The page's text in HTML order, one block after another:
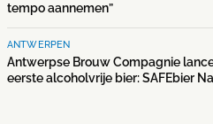
tempo aannemen”
ANTWERPEN
Antwerpse Brouw Compagnie
eerste alcoholvrije bier: SAFEbier